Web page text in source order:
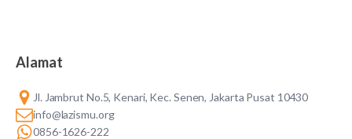
Alamat
Jl. Jambrut No.5, Kenari, Kec. Senen, Jakarta Pusat 10430
info@lazismu.org
0856-1626-222